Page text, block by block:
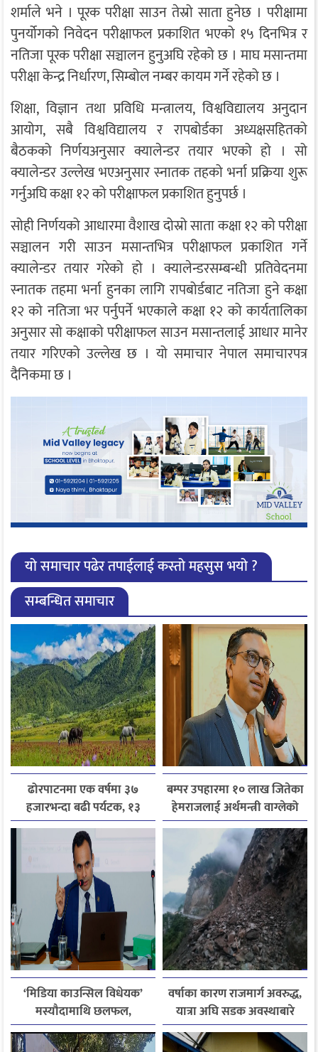
शर्माले भने । पूरक परीक्षा साउन तेस्रो साता हुनेछ । परीक्षामा
पुनर्योगको निवेदन परीक्षाफल प्रकाशित भएको १५ दिनभित्र र
नतिजा पूरक परीक्षा सञ्चालन हुनुअघि रहेको छ । माघ मसान्तमा
परीक्षा केन्द्र निर्धारण, सिम्बोल नम्बर कायम गर्ने रहेको छ ।
शिक्षा, विज्ञान तथा प्रविधि मन्त्रालय, विश्वविद्यालय अनुदान
आयोग, सबै विश्वविद्यालय र रापबोर्डका अध्यक्षसहितको
बैठकको निर्णयअनुसार क्यालेन्डर तयार भएको हो । सो
क्यालेन्डर उल्लेख भएअनुसार स्नातक तहको भर्ना प्रक्रिया शुरू
गर्नुअघि कक्षा १२ को परीक्षाफल प्रकाशित हुनुपर्छ ।
सोही निर्णयको आधारमा वैशाख दोस्रो साता कक्षा १२ को परीक्षा
सञ्चालन गरी साउन मसान्तभित्र परीक्षाफल प्रकाशित गर्ने
क्यालेन्डर तयार गरेको हो । क्यालेन्डरसम्बन्धी प्रतिवेदनमा
स्नातक तहमा भर्ना हुनका लागि रापबोर्डबाट नतिजा हुने कक्षा
१२ को नतिजा भर पर्नुपर्ने भएकाले कक्षा १२ को कार्यतालिका
अनुसार सो कक्षाको परीक्षाफल साउन मसान्तलाई आधार मानेर
तयार गरिएको उल्लेख छ । यो समाचार नेपाल समाचारपत्र
दैनिकमा छ ।
यो समाचार पढेर तपाईलाई कस्तो महसुस भयो ?
सम्बन्धित समाचार
ढोरपाटनमा एक वर्षमा ३७
हजारभन्दा बढी पर्यटक, १३
हजारले बढ्यो आगमन
बम्पर उपहारमा १० लाख जितेका
हेमराजलाई अर्थमन्त्री वाग्लेको
फोन, रुपन्देहीकी सपनाले
जितिन् एक लाख
‘मिडिया काउन्सिल विधेयक’
मस्यौदामाथि छलफल,
एआईदेखि पत्रकारको
लाइसेन्ससम्मका विषयमा
वर्षाका कारण राजमार्ग अवरुद्ध,
यात्रा अघि सडक अवस्थाबारे
जानकारी लिन आग्रह